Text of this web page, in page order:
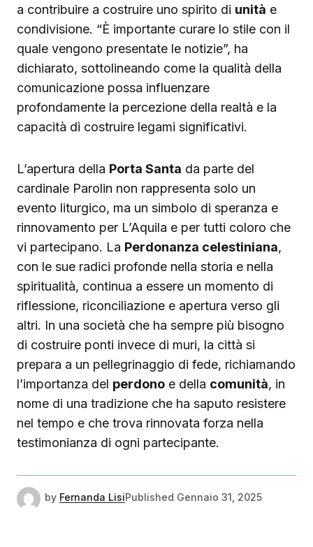
a contribuire a costruire uno spirito di unità e
condivisione. “È importante curare lo stile con il
quale vengono presentate le notizie”, ha
dichiarato, sottolineando come la qualità della
comunicazione possa influenzare
profondamente la percezione della realtà e la
capacità di costruire legami significativi.
L’apertura della Porta Santa da parte del
cardinale Parolin non rappresenta solo un
evento liturgico, ma un simbolo di speranza e
rinnovamento per L’Aquila e per tutti coloro che
vi partecipano. La Perdonanza celestiniana,
con le sue radici profonde nella storia e nella
spiritualità, continua a essere un momento di
riflessione, riconciliazione e apertura verso gli
altri. In una società che ha sempre più bisogno
di costruire ponti invece di muri, la città si
prepara a un pellegrinaggio di fede, richiamando
l’importanza del perdono e della comunità, in
nome di una tradizione che ha saputo resistere
nel tempo e che trova rinnovata forza nella
testimonianza di ogni partecipante.
by Fernanda LisiPublished Gennaio 31, 2025